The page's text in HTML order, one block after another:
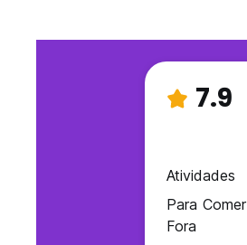
7.9
Atividades
Para Comer
Fora